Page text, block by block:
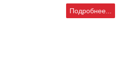
Подробнее...